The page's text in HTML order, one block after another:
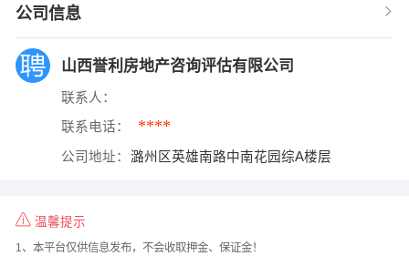
公司信息
山西誉利房地产咨询评估有限公司
联系人：
联系电话： ****
公司地址： 潞州区英雄南路中南花园综A楼层
温馨提示
1、本平台仅供信息发布，不会收取押金、保证金！